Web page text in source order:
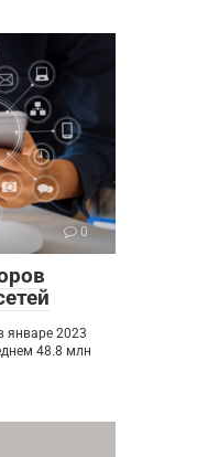
0
январе 2023
48.8 млн